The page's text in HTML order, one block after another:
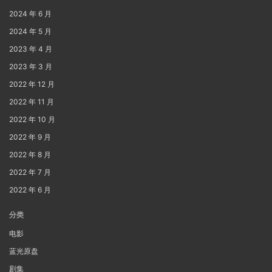
2024 年 6 月
2024 年 5 月
2023 年 4 月
2023 年 3 月
2022 年 12 月
2022 年 11 月
2022 年 10 月
2022 年 9 月
2022 年 8 月
2022 年 7 月
2022 年 6 月
分类
电影
蓝光原盘
剧集